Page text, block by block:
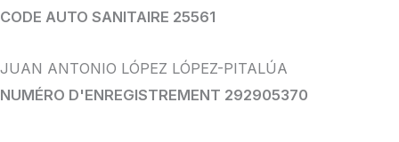
CODE AUTO SANITAIRE 25561
JUAN ANTONIO LÓPEZ LÓPEZ-PITALÚA
NUMÉRO D'ENREGISTREMENT 292905370